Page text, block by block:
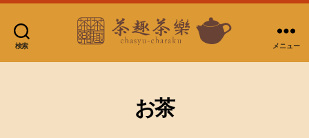
検索
房
茶
メニュー
お茶